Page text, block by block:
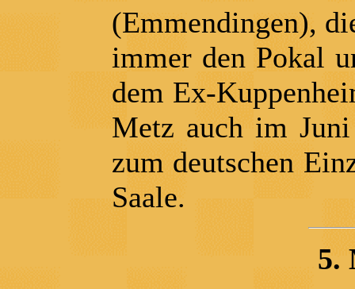
(Emmendingen),
immer den Pokal
dem Ex-
Metz auch im
zum deutschen
Saale.
5.